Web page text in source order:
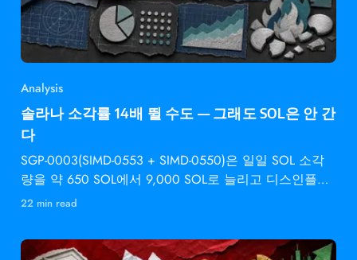
Analysis
솔라나 소각률 14배 뛸 수도 — 그래도 SOL은 안 간
다
SGP-0003(SIMD-0553 + SIMD-0550)은 일일 SOL 소각
량을 약 650 SOL에서 9,000 SOL로 늘리고 디스인플레
이션 속도를 2배로 높입니다 —
22 min read